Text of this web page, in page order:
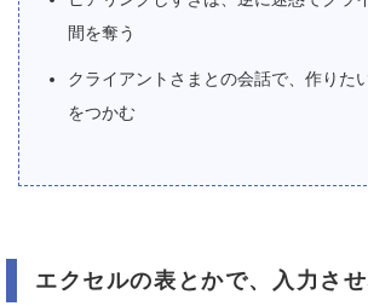
間を奪う
クライアントさまとの会話で、作りた
をつかむ
エクセルの表とかで、入力さ